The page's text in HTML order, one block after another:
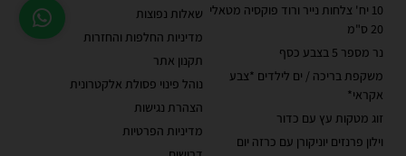
10 יח' צלחות נייר ורוד פוקסיה מטאלי
20 ס"מ
נר מספר 5 בצבע כסף
משקפת בריכה / ים לילדים *צבע
אקראי*
זוג מטקות עץ עם כדור
וילון פרנזים יוניקורן עם כרזה יום
שאלות נפוצות
מדיניות החלפות והחזרות
תקנון אתר
נוהל פינוי פסולת אלקטרונית
הצהרת נגישות
מדיניות הפרטיות